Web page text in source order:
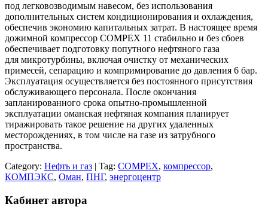
под легковозводимым навесом, без использования
дополнительных систем кондиционирования и охлаждения,
обеспечив экономию капитальных затрат. В настоящее время
дожимной компрессор COMPEX 11 стабильно и без сбоев
обеспечивает подготовку попутного нефтяного газа
для микротурбины, включая очистку от механических
примесей, сепарацию и компримирование до давления 6 бар.
Эксплуатация осуществляется без постоянного присутствия
обслуживающего персонала. После окончания
запланированного срока опытно-промышленной
эксплуатации оманская нефтяная компания планирует
тиражировать такое решение на других удаленных
месторождениях, в том числе на газе из затрубного
пространства.
Category: Нефть и газ | Tag: COMPEX, компрессор,
КОМПЭКС, Оман, ПНГ, энергоцентр
Кабинет автора